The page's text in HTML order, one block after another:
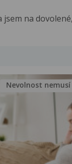
jsem na
Nevolnost